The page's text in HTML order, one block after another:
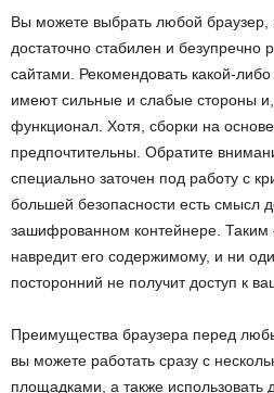
Вы можете выбрать любой браузер,
достаточно стабилен и безупречно
сайтами. Рекомендовать какой-
имеют сильные и слабые стороны
функционал. Хотя, сборки на
предпочтительны. Обратите
специально заточен под работу с
большей безопасности есть смысл
зашифрованном контейнере. Таким
навредит его содержимому, и ни
посторонний не получит доступ к
Преимущества браузера перед
вы можете работать сразу с
площадками, а также использовать